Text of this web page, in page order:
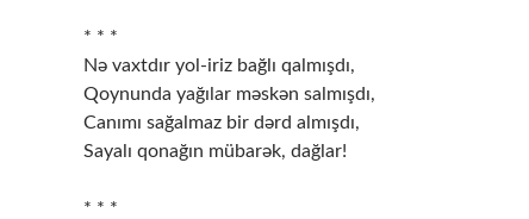
* * *
Nə vaxtdır yol-iriz bağlı qalmışdı,
Qoynunda yağılar məskən salmışdı,
Canımı sağalmaz bir dərd almışdı,
Sayalı qonağın mübarək, dağlar!
* * *